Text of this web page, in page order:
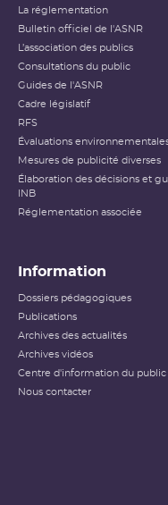
Niveau 2
Niveau 3
locales
Niveau 5
Niveau 7
L’échelle INES
au public
sûreté ou de la
applicable aux
événements ayant
réelles, sur la
Elle ne s’applique
habituellement
(dose reçue
La réglementation
Bulletin officiel de l'ASNR
L’association des publics
Consultations du public
Guides de l'ASNR
Cadre législatif
RFS
Évaluations
Mesures de publicité diverses
Élaboration des décisions et
INB
Réglementation associée
Information
Dossiers pédagogiques
Publications
Archives des actualités
Archives vidéos
Centre d'information du public
Nous contacter